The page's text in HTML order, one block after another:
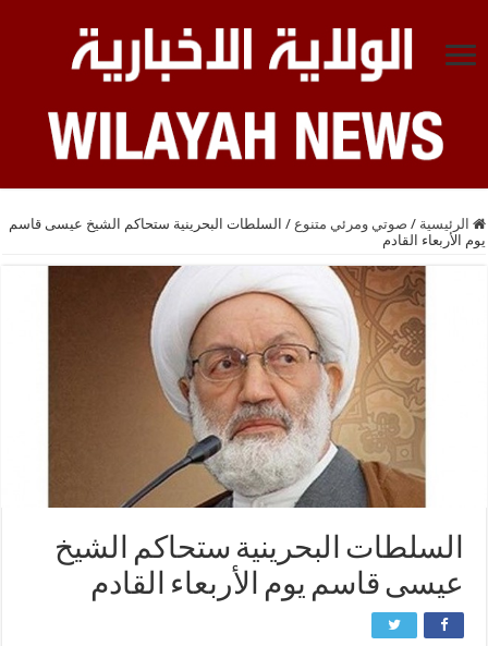
الرئيسية / صوتي ومرئي متنوع / السلطات البحرينية ستحاكم الشيخ عيسى قاسم
يوم الأربعاء القادم
السلطات البحرينية ستحاكم الشيخ
عيسى قاسم يوم الأربعاء القادم